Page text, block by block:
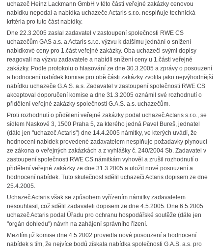
uchazeč Heinz Lackmann GmbH v této části veřejné zakázky cenovou
nabídku nepodal a nabídka uchazeče Actaris s.r.o. nesplňuje technická
kritéria pro tuto část nabídky.
Dne 22.3.2005 zaslal zadavatel v zastoupení společnosti RWE CS
uchazečům GAS a.s. a Actaris s.r.o. výzvu k dalšímu jednání o snížení
nabídkové ceny pro 1.část veřejné zakázky. Oba uchazeči svými dopisy
reagovali na výzvu zadavatele a nabídli snížení ceny u 1.části veřejné
zakázky. Podle protokolu o hlasování ze dne 30.3.2005 a zprávy o posouzení
a hodnocení nabídek komise pro obě části zakázky zvolila jako nejvýhodnější
nabídku uchazeče G.A.S. a.s. Zadavatel v zastoupení společnosti RWE CS
akceptoval doporučení komise a dne 31.3.2005 oznámil své rozhodnutí o
přidělení veřejné zakázky společnosti G.A.S. a.s. uchazečům.
Proti rozhodnutí o přidělení veřejné zakázky podal uchazeč Actaris s.r.o., se
sídlem Naskové 3, 1500 Praha 5, za kterého jedná Pavel Bureš, jednatel
(dále jen "uchazeč Actaris") dne 14.4.2005 námitky, ve kterých uvádí, že
hodnocení nabídek provedené zadavatelem nesplňuje požadavky plynoucí
ze zákona o veřejných zakázkách a z vyhlášky č. 240/2004 Sb. Zadavatel v
zastoupení společnosti RWE CS námitkám vyhověl a zrušil rozhodnutí o
přidělení veřejné zakázky ze dne 31.3.2005 a uložil nové posouzení a
hodnocení nabídek. Tuto skutečnost sdělil uchazeči Actaris dopisem ze dne
25.4.2005.
Uchazeč Actaris však se způsobem vyřízením námitky zadavatelem
nesouhlasil, což sdělil zadavateli dopisem ze dne 4.5.2005. Dne 6.5.2005
uchazeč Actaris podal Úřadu pro ochranu hospodářské soutěže (dále jen
"orgán dohledu") návrh na zahájení správního řízení.
Mezitím již komise dne 4.5.2002 provedla nové posouzení a hodnocení
nabídek s tím, že nejvíce bodů získala nabídka společnosti G.A.S. a.s. pro